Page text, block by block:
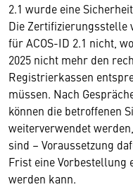
2.1 wurde eine
Die Zertifizierungsstelle
für ACOS-ID 2.1 nicht,
2025 nicht mehr den
Registrierkassen
müssen. Nach
können die betroffenen
weiterverwendet
sind – Voraussetzung
Frist eine Vorbestellung
werden kann.